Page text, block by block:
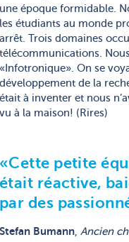
une époque formidable.
les étudiants au monde
arrêt. Trois domaines
télécommunications.
«Infotronique». On se
développement de la
était à inventer et nous
vu à la maison! (Rires)
«Cette petite
était réactive,
par des
Stefan Bumann Ancien